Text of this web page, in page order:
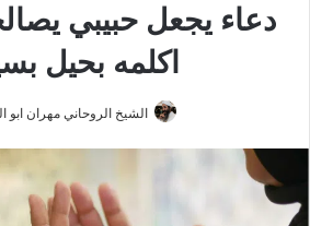
دعاء يجعل حبيبي
اكلمه بحيل
الشيخ الروحاني مهران ابو